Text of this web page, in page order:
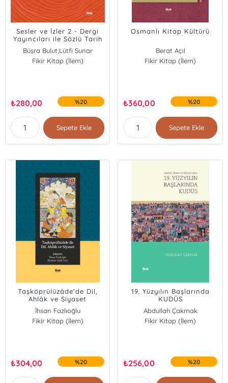
Sesler ve İzler 2 - Dergi
Yayıncıları ile Sözlü Tarih
Görüşmeleri; Dergi
Yayıncıları ile Sözlü Tarih
Görüşmeleri
Büşra Bulut;Lütfi Sunar
Fikir Kitap (İlem)
₺280,00 %20
Sepete Ekle
Osmanlı Kitap Kültürü
Berat Açıl
Fikir Kitap (İlem)
₺360,00 %20
Sepete Ekle
Taşköprülüzâde'de Dil,
Ahlâk ve Siyaset
İhsan Fazlıoğlu
İbrahim Halil Üçer
Fikir Kitap (İlem)
₺304,00 %20
19. Yüzyılın Başlarında
KUDÜS
Abdullah Çakmak
Fikir Kitap (İlem)
₺256,00 %20